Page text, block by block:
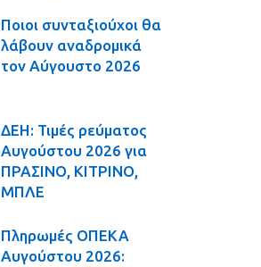
Ποιοι συνταξιούχοι θα
λάβουν αναδρομικά
τον Αύγουστο 2026
ΔΕΗ: Τιμές ρεύματος
Αυγούστου 2026 για
ΠΡΑΣΙΝΟ, ΚΙΤΡΙΝΟ,
ΜΠΛΕ
Πληρωμές ΟΠΕΚΑ
Αυγούστου 2026: